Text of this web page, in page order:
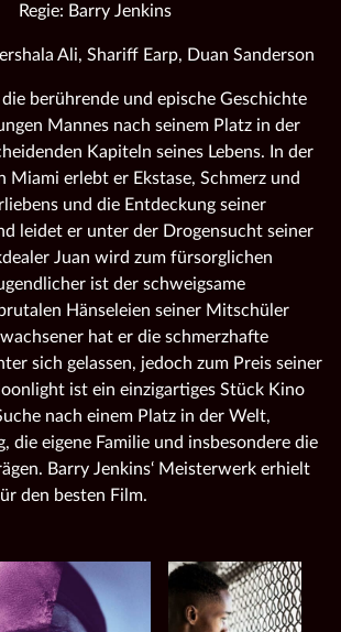
Regie: Barry Jenkins
Ali, Shariff Earp, Duan Sanderson
berührende und epische Geschichte
Mannes nach seinem Platz in der
Kapiteln seines Lebens. In der
Miami erlebt er Ekstase, Schmerz und
und die Entdeckung seiner
leidet er unter der Drogensucht seiner
Juan wird zum fürsorglichen
ist der schweigsame
Hänseleien seiner Mitschüler
hat er die schmerzhafte
sich gelassen, jedoch zum Preis seiner
ist ein einzigartiges Stück Kino
nach einem Platz in der Welt,
die eigene Familie und insbesondere die
Barry Jenkins‘ Meisterwerk erhielt
den besten Film.